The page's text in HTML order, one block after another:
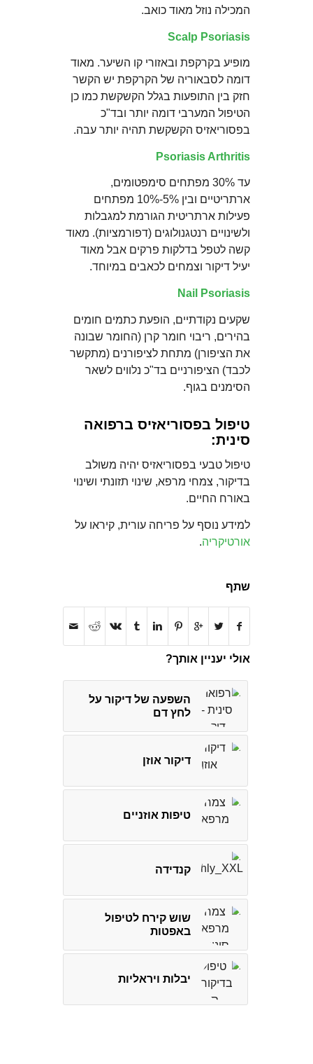
המכילה נוזל מאוד כואב.
Scalp Psoriasis
מופיע בקרקפת ובאזורי קו השיער. מאוד
דומה לסבאוריה של הקרקפת יש הקשר
חזק בין התופעות בגלל הקשקשת כמו כן
הטיפול המערבי דומה יותר ובד"כ
בפסוריאזיס הקשקשת תהיה יותר עבה.
Psoriasis Arthritis
עד 30% מפתחים סימפטומים,
ארתריטיים ובין 5%-10% מפתחים
פעילות ארתריטית הגורמת למגבלות
ולשינויים רנטגנולוגים (דפורמציות). מאוד
קשה לטפל בדלקות פרקים אבל מאוד
יעיל דיקור וצמחים לכאבים במיוחד.
Nail Psoriasis
שקעים נקודתיים, הופעת כתמים חומים
בהירים, ריבוי חומר קרן (החומר שבונה
את הציפורן) מתחת לציפורנים (מתקשר
לכבד) הציפורניים בד"כ נלווים לשאר
הסימנים בגוף.
טיפול בפסוריאזיס ברפואה
סינית:
טיפול טבעי בפסוריאזיס יהיה משולב
בדיקור, צמחי מרפא, שינוי תזונתי ושינוי
באורח החיים.
למידע נוסף על פריחה עורית, קיראו על
אורטיקריה.
שתף
אולי יעניין אותך?
השפעה של דיקור על
לחץ דם
דיקור אוזן
טיפות אוזניים
קנדידה
שוש קירח לטיפול
באפטות
יבלות ויראליות